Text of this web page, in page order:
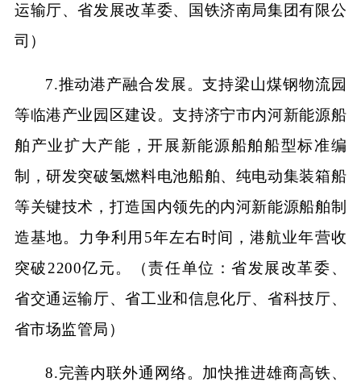
运输厅、省发展改革委、国铁济南局集团有限公
司）
7.推动港产融合发展。支持梁山煤钢物流园
等临港产业园区建设。支持济宁市内河新能源船
舶产业扩大产能，开展新能源船舶船型标准编
制，研发突破氢燃料电池船舶、纯电动集装箱船
等关键技术，打造国内领先的内河新能源船舶制
造基地。力争利用5年左右时间，港航业年营收
突破2200亿元。（责任单位：省发展改革委、
省交通运输厅、省工业和信息化厅、省科技厅、
省市场监管局）
8.完善内联外通网络。加快推进雄商高铁、